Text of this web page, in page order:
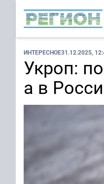
ИНТЕРЕСНОЕ31.12.2025,
Укроп:
а в